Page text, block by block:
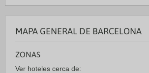
MAPA GENERAL DE BARCELONA
ZONAS
Ver hoteles cerca de: